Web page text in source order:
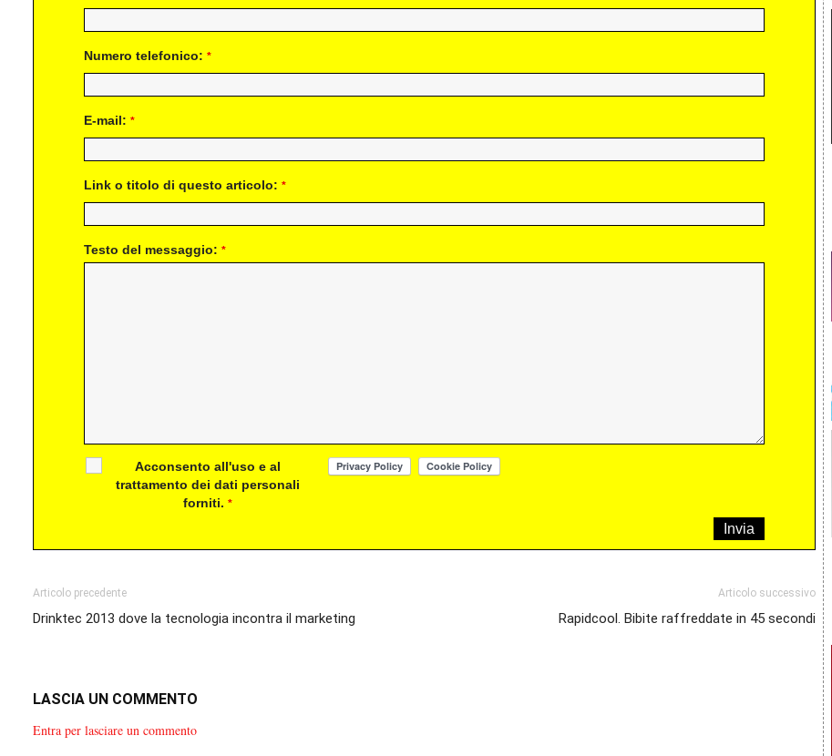
Numero telefonico: *
E-mail: *
Link o titolo di questo articolo: *
Testo del messaggio: *
Acconsento all'uso e al
trattamento dei dati personali
forniti.*
Articolo precedente
Drinktec 2013 dove la tecnologia incontra il marketing
Articolo successivo
Rapidcool. Bibite raffreddate in 45 secondi
LASCIA UN COMMENTO
Entra per lasciare un commento